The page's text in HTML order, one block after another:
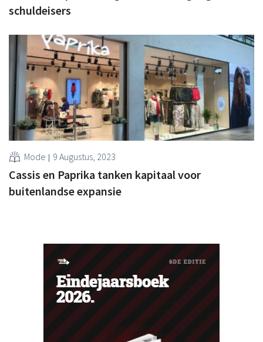
schuldeisers
Mode 9 Augustus, 2023
Cassis en Paprika tanken kapitaal voor
buitenlandse expansie